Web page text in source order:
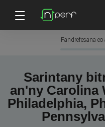
Fandrefesana
Sarintany
an'ny Carolina
Philadelphia,